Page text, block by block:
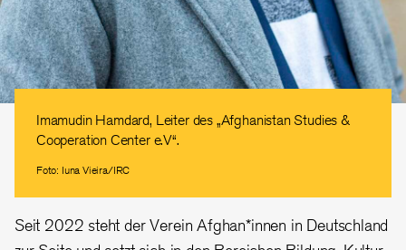
Imamudin Hamdard, Leiter des „Afghanistan Studies &
Cooperation Center e.V“.
Foto: Iuna Vieira/IRC
Seit 2022 steht der Verein Afghan*innen in Deutschland